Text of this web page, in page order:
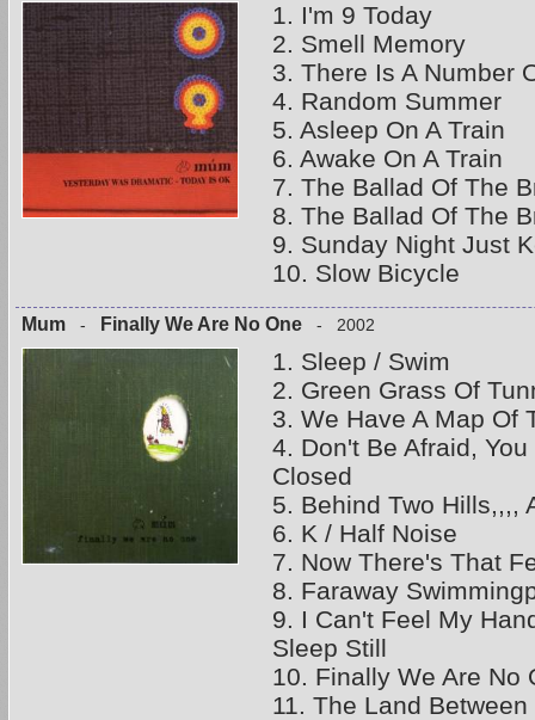
1. I'm 9 Today
2. Smell Memory
3. There Is A Number
4. Random Summer
5. Asleep On A Train
6. Awake On A Train
7. The Ballad Of The
8. The Ballad Of The
9. Sunday Night Just
10. Slow Bicycle
Mum - Finally We Are No One - 2002
1. Sleep / Swim
2. Green Grass Of
3. We Have A Map Of
4. Don't Be Afraid,
Closed
5. Behind Two Hills,,,,
6. K / Half Noise
7. Now There's That
8. Faraway
9. I Can't Feel My
Sleep Still
10. Finally We Are No
11. The Land